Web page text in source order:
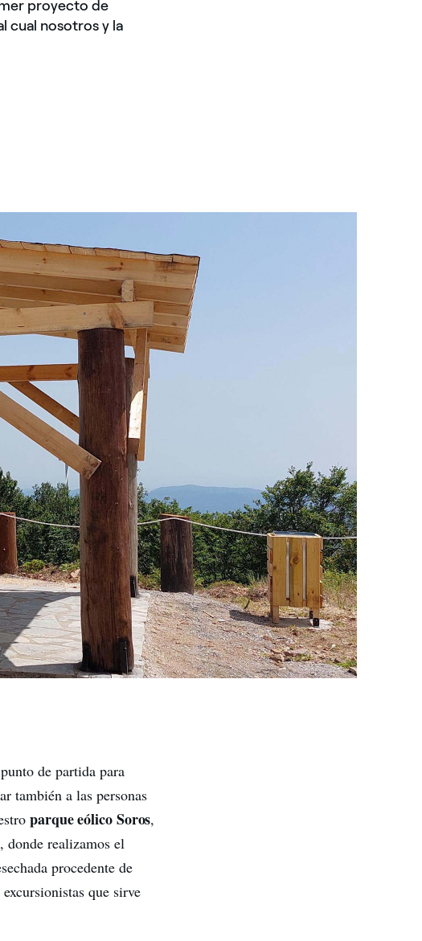
proyecto de
cual nosotros y la
de partida para
también a las personas
parque eólico Soros,
donde realizamos el
procedente de
que sirve